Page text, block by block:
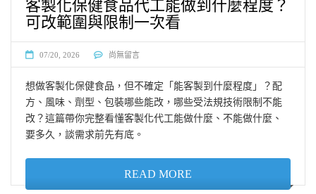
客製化保健食品代工能做到什麼程度？
可改範圍與限制一次看
07/20, 2026 尚無留言
想做客製化保健食品，但不確定「能客製到什麼程度」？配
方、風味、劑型、包裝哪些能改，哪些受法規技術限制不能
改？這篇帶你完整看懂客製化代工能做什麼、不能做什麼、
要多久，談需求前先有底。
READ MORE